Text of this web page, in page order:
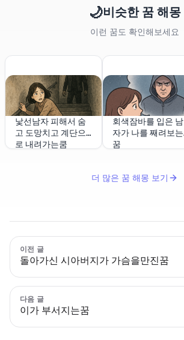
🌙비슷한 꿈 해몽
이런 꿈도 확인해보세요
낯선남자 피해서 숨
고 도망치고 계단으
로 내려가는쿰
회색잠바를 입은 남
자가 나를 째려보는
꿈
더 많은 꿈 해몽 보기
이전 글
돌아가신 시아버지가 가슴을만진꿈
다음 글
이가 부서지는꿈